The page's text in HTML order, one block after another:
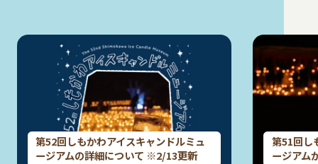
第52回しもかわアイスキャンドルミュ
ージアムの詳細について ※2/13更新
第51回し
ージアム